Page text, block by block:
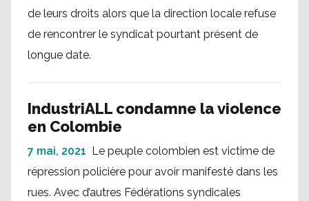
de leurs droits alors que la direction locale refuse
de rencontrer le syndicat pourtant présent de
longue date.
IndustriALL condamne la violence
en Colombie
7 mai, 2021 Le peuple colombien est victime de
répression policière pour avoir manifesté dans les
rues. Avec d’autres Fédérations syndicales